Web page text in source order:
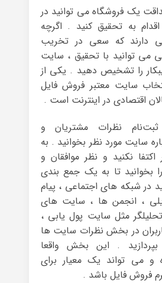
یک فروشگاه می توانید در
به تحقیق کنید . اگرچه
دارند که سعی در تخریب
می توانید با تحقیق ، سایت
را تشخیص دهید . یکی از
سایت معتبر فروش فایل
اقتصادی در اینترنت است .
نظرات مشتریان و
سایت مورد نظر بخوانید . به
نکنید و نظر موافقان و
بخوانید تا به یک جمع بندی
در شبکه های اجتماعی ، پیام
، انجمن ها ، سایت های
مثل سایت پول یابی ،
در بخش نظرات سایت ها
. این بخش واقعا
و می تواند یک معیار برای
فروش فایل باشد .